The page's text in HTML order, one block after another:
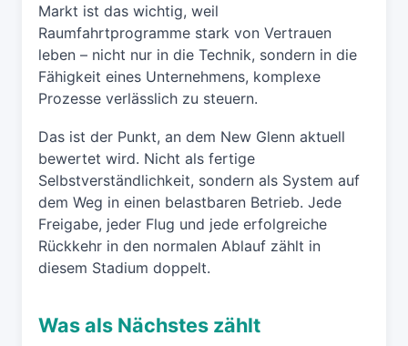
Markt ist das wichtig, weil
Raumfahrtprogramme stark von Vertrauen
leben – nicht nur in die Technik, sondern in die
Fähigkeit eines Unternehmens, komplexe
Prozesse verlässlich zu steuern.
Das ist der Punkt, an dem New Glenn aktuell
bewertet wird. Nicht als fertige
Selbstverständlichkeit, sondern als System auf
dem Weg in einen belastbaren Betrieb. Jede
Freigabe, jeder Flug und jede erfolgreiche
Rückkehr in den normalen Ablauf zählt in
diesem Stadium doppelt.
Was als Nächstes zählt